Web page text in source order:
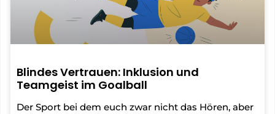
Blindes Vertrauen: Inklusion und
Teamgeist im Goalball
Der Sport bei dem euch zwar nicht das Hören, aber